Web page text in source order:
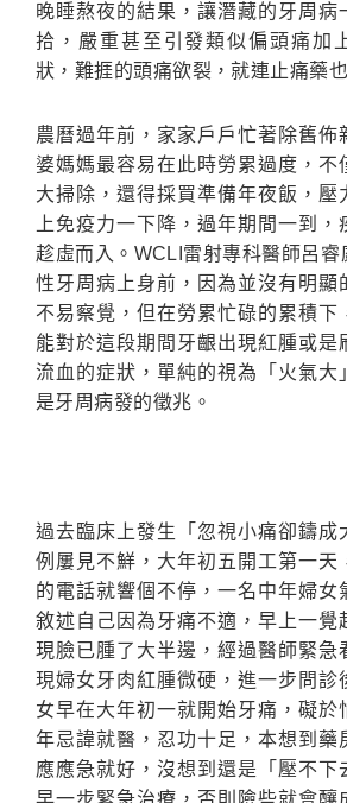
晚睡熬夜的結果，讓潛藏的牙周病
拾，嚴重甚至引發類似偏頭痛加
狀，難捱的頭痛欲裂，就連止痛藥
農曆過年前，家家戶戶忙著除舊佈
婆媽媽最容易在此時勞累過度，不
大掃除，還得採買準備年夜飯，壓
上免疫力一下降，過年期間一到，
趁虛而入。WCLI雷射專科醫師呂睿
性牙周病上身前，因為並沒有明顯
不易察覺，但在勞累忙碌的累積下
能對於這段期間牙齦出現紅腫或是
流血的症狀，單純的視為「火氣大
是牙周病發的徵兆。
過去臨床上發生「忽視小痛卻鑄成
例屢見不鮮，大年初五開工第一天
的電話就響個不停，一名中年婦女
敘述自己因為牙痛不適，早上一覺
現臉已腫了大半邊，經過醫師緊急
現婦女牙肉紅腫微硬，進一步問診
女早在大年初一就開始牙痛，礙於
年忌諱就醫，忍功十足，本想到藥
應應急就好，沒想到還是「壓不下
早一步緊急治療，否則險些就會釀